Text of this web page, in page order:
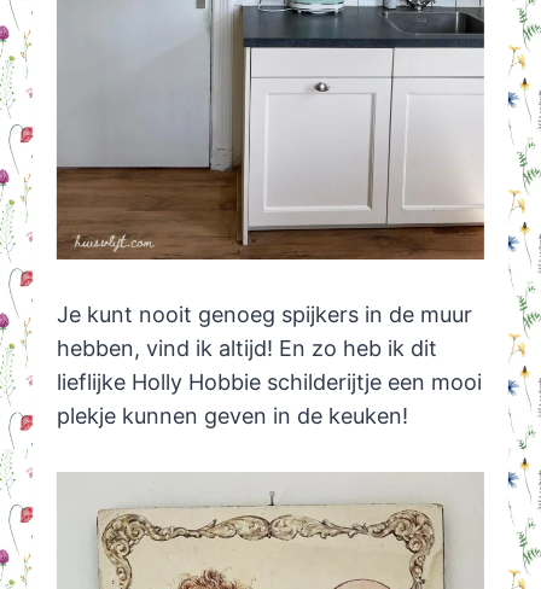
Je kunt nooit genoeg spijkers in de muur
hebben, vind ik altijd! En zo heb ik dit
lieflijke Holly Hobbie schilderijtje een mooi
plekje kunnen geven in de keuken!